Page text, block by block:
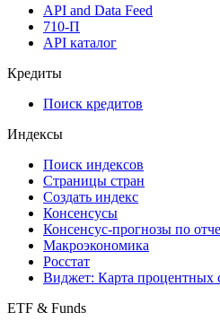
Мобильное приложение
API
API and Data Feed
API каталог
Кредиты
Поиск кредитов
Индексы
Поиск индексов
Страницы стран
Создать индекс
Консенсусы
Макроэкономика